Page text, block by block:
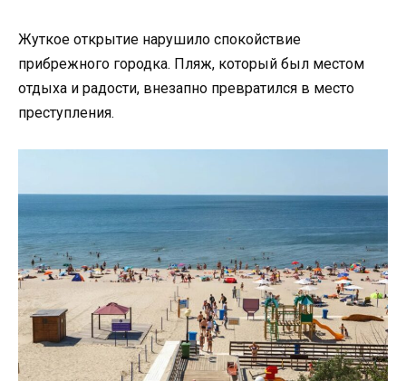
Жуткое открытие нарушило спокойствие
прибрежного городка. Пляж, который был местом
отдыха и радости, внезапно превратился в место
преступления.